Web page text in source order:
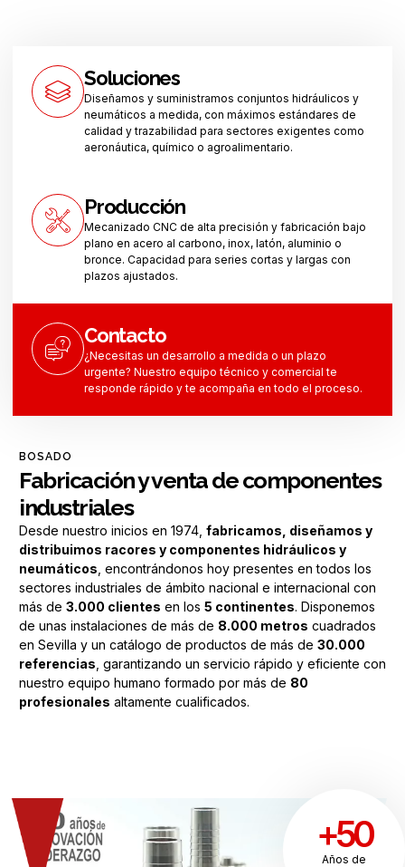
Soluciones
Diseñamos y suministramos conjuntos hidráulicos y
neumáticos a medida, con máximos estándares de
calidad y trazabilidad para sectores exigentes como
aeronáutica, químico o agroalimentario.
Producción
Mecanizado CNC de alta precisión y fabricación bajo
plano en acero al carbono, inox, latón, aluminio o
bronce. Capacidad para series cortas y largas con
plazos ajustados.
Contacto
¿Necesitas un desarrollo a medida o un plazo
urgente? Nuestro equipo técnico y comercial te
responde rápido y te acompaña en todo el proceso.
BOSADO
Fabricación y venta de componentes
industriales
Desde nuestro inicios en 1974, fabricamos, diseñamos y
distribuimos racores y componentes hidráulicos y
neumáticos , encontrándonos hoy presentes en todos los
sectores industriales de ámbito nacional e internacional con
más de 3.000 clientes en los 5 continentes. Disponemos
de unas instalaciones de más de 8.000 metros cuadrados
en Sevilla y un catálogo de productos de más de 30.000
referencias , garantizando un servicio rápido y eficiente con
nuestro equipo humano formado por más de 80
profesionales altamente cualificados.
+50
Años de